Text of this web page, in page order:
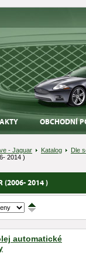
OBCHODNÍ
- Jaguar Katalog
Dle
2014 )
(2006- 2014 )
↑
↓
automatické